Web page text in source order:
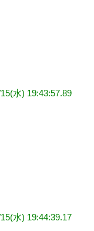
水) 19:43:57.89
水) 19:44:39.17